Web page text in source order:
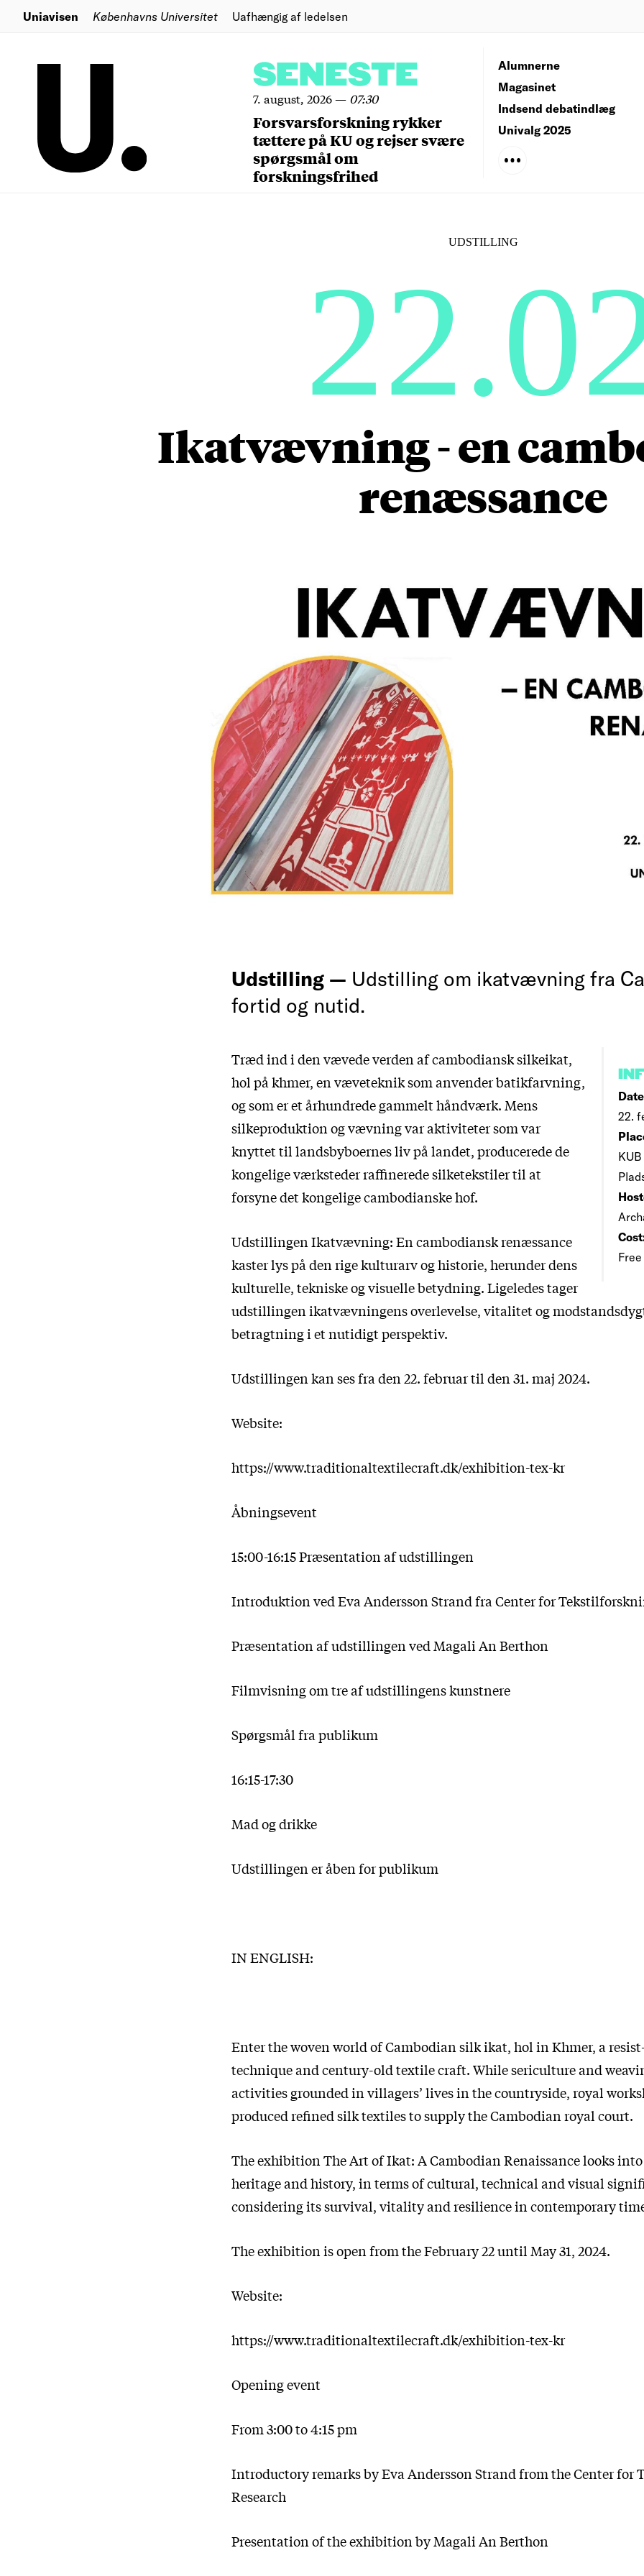
Uniavisen Københavns Universitet Uafhængig af ledelsen
SENESTE
7. august, 2026— 07:30
Forsvarsforskning rykker
tættere på KU og rejser svære
spørgsmål om
forskningsfrihed
Alumnerne
Magasinet
Indsend debatindlæg
Univalg 2025
UDSTILLING
Ikatvævning - en
renæssance
Udstilling — Udstilling om ikatvævning fra
fortid og nutid.
22.
Free
Træd ind i den vævede verden af cambodiansk silkeikat,
hol på khmer, en væveteknik som anvender batikfarvning,
og som er et århundrede gammelt håndværk. Mens
silkeproduktion og vævning var aktiviteter som var
knyttet til landsbyboernes liv på landet, producerede de
kongelige værksteder raffinerede silketekstiler til at
forsyne det kongelige cambodianske hof.
Udstillingen Ikatvævning: En cambodiansk renæssance
kaster lys på den rige kulturarv og historie, herunder dens
kulturelle, tekniske og visuelle betydning. Ligeledes tager
udstillingen ikatvævningens overlevelse, vitalitet og
betragtning i et nutidigt perspektiv.
Udstillingen kan ses fra den 22. februar til den 31. maj 2024.
Website:
https://www.traditionaltextilecraft.dk/exhibition-tex-kr
Åbningsevent
15:00-16:15 Præsentation af udstillingen
Introduktion ved Eva Andersson Strand fra Center for
Præsentation af udstillingen ved Magali An Berthon
Filmvisning om tre af udstillingens kunstnere
Spørgsmål fra publikum
16:15-17:30
Mad og drikke
Udstillingen er åben for publikum
IN ENGLISH:
Enter the woven world of Cambodian silk ikat, hol in Khmer, a
technique and century-old textile craft. While sericulture and
activities grounded in villagers’ lives in the countryside, royal
produced refined silk textiles to supply the Cambodian royal court.
The exhibition The Art of Ikat: A Cambodian Renaissance looks
heritage and history, in terms of cultural, technical and visual
considering its survival, vitality and resilience in contemporary
The exhibition is open from the February 22 until May 31, 2024.
Website:
https://www.traditionaltextilecraft.dk/exhibition-tex-kr
Opening event
From 3:00 to 4:15 pm
Introductory remarks by Eva Andersson Strand from the Center for
Research
Presentation of the exhibition by Magali An Berthon